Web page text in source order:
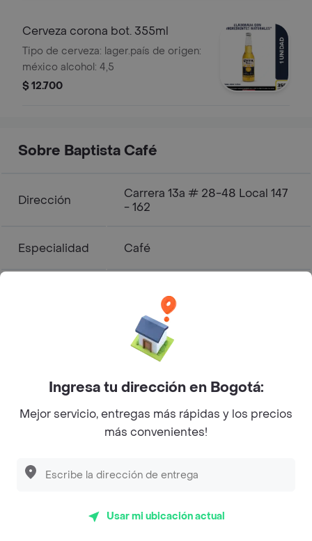
Cerveza corona bot. 355ml
Tipo de cerveza: lager.país de origen:
méxico alcohol: 4,5
$ 12.700
Sobre Baptista Café
Dirección
Carrera 13a # 28-48 Local 147
- 162
Especialidad Café
31.500
Combo pasta cuesta $
41.700
Ensalada Salmón Kale
cuesta $ 42.200
30.500
36.000
Entrega
35 min
Ingresa tu dirección en Bogotá:
Mejor servicio, entregas más rápidas y los precios
más convenientes!
Usar mi ubicación actual